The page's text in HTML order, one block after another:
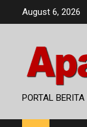
August 6, 2026
PORTAL